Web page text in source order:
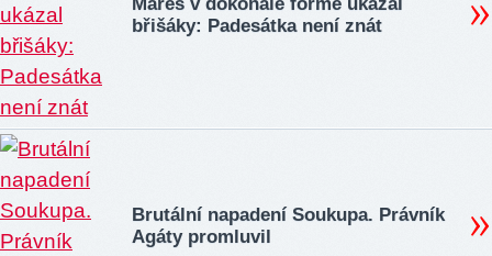
břišáky: Padesátka není znát
Brutální napadení Soukupa. Právník
Agáty promluvil